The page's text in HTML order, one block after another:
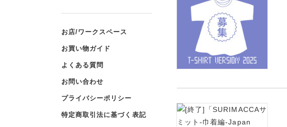
お店/ワークスペース
お買い物ガイド
よくある質問
お問い合わせ
プライバシーポリシー
特定商取引法に基づく表記